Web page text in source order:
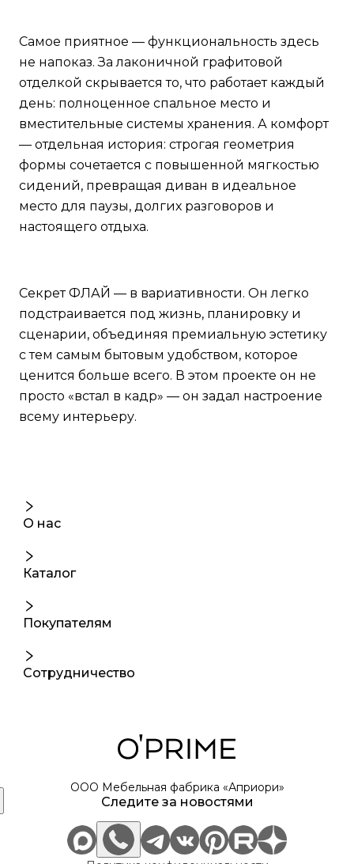
Самое приятное — функциональность здесь
не напоказ. За лаконичной графитовой
отделкой скрывается то, что работает каждый
день: полноценное спальное место и
вместительные системы хранения. А комфорт
— отдельная история: строгая геометрия
формы сочетается с повышенной мягкостью
сидений, превращая диван в идеальное
место для паузы, долгих разговоров и
настоящего отдыха.
Секрет ФЛАЙ — в вариативности. Он легко
подстраивается под жизнь, планировку и
сценарии, объединяя премиальную эстетику
с тем самым бытовым удобством, которое
ценится больше всего. В этом проекте он не
просто «встал в кадр» — он задал настроение
всему интерьеру.
О нас
Каталог
Покупателям
Сотрудничество
ООО Мебельная фабрика «Априори»
Следите за новостями